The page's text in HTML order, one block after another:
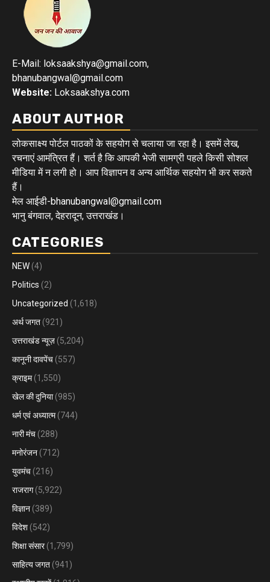
E-Mail: loksaakshya@gmail.com,
bhanubangwal@gmail.com
Website: Loksaakshya.com
ABOUT AUTHOR
लोकसाक्ष्य पोर्टल पाठकों के सहयोग से चलाया जा रहा है। इसमें लेख,
रचनाएं आमंत्रित हैं। शर्त है कि आपकी भेजी सामग्री पहले किसी सोशल
मीडिया में न लगी हो। आप विज्ञापन व अन्य आर्थिक सहयोग भी कर सकते
हैं।
मेल आईडी-bhanubangwal@gmail.com
भानु बंगवाल, देहरादून, उत्तराखंड।
CATEGORIES
NEW (4)
Politics (2)
Uncategorized (1,618)
अर्थ जगत (921)
उत्तराखंड न्यूज़ (5,204)
कानूनी दावपेंच (557)
क्राइम(1,550)
खेल की दुनिया(985)
धर्म एवं अध्यात्म(744)
नारी मंच (288)
मनोरंजन (712)
युवमंच (216)
राजराग(5,922)
विज्ञान (389)
विदेश (542)
शिक्षा संसार(1,799)
साहित्य जगत (941)